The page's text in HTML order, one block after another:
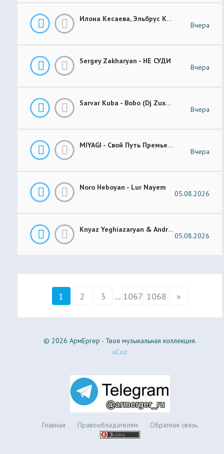
Илона Кесаева, Эльбрус Кесаев - Поздняя Любовь Премьера Трека 2026
Вчера
Sergey Zakharyan - НЕ СУДИ
Вчера
Sarvar Kuba - Bobo (Dj Zuxa Remix)
Вчера
MIYAGI - Свой Путь Премьера 2026
Вчера
Noro Heboyan - Lur Nayem
05.08.2026
Knyaz Yeghiazaryan & Andranik Sirakanyan - Arevi Pes New 2026
05.08.2026
1 2 3 ... 1067 1068 »
© 2026 АрмЕргер - Твоя музыкальная коллекция.
uCoz
Главная Правообладателям Обратная связь